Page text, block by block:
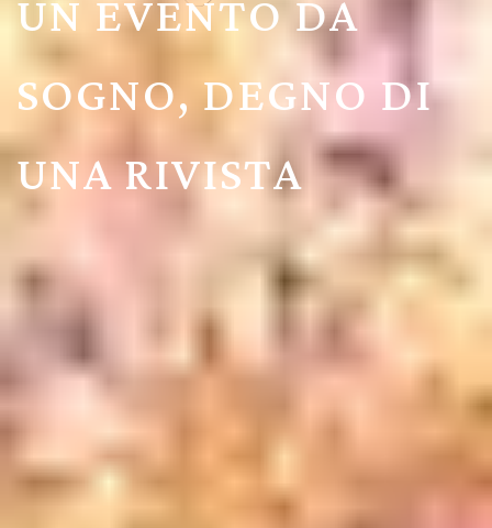
UN EVENTO DA
SOGNO, DEGNO DI
UNA RIVISTA